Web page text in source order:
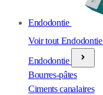
Endodontie
Voir tout Endodontie
Endodontie
Bourres-pâtes
Ciments canalaires